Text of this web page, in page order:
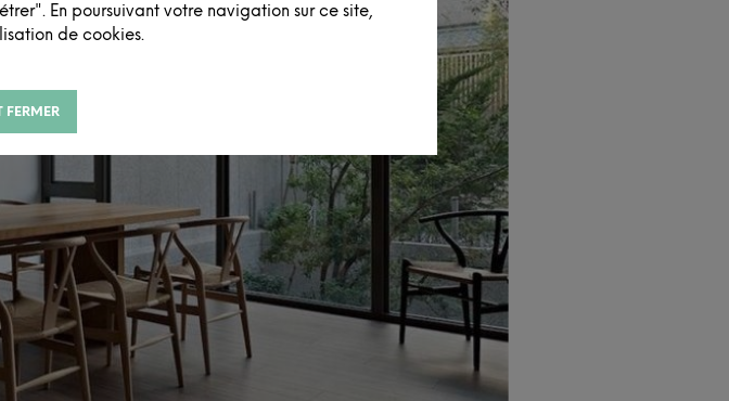
En poursuivant votre navigation sur ce site,
de cookies.
FERMER